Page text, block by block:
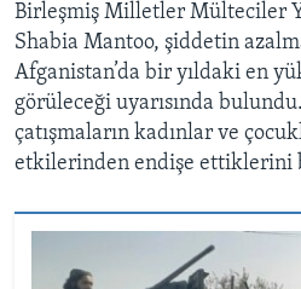
Birleşmiş Milletler Mülteciler
Shabia Mantoo, şiddetin
Afganistan’da bir yıldaki en
görüleceği uyarısında
çatışmaların kadınlar ve
etkilerinden endişe ettiklerini